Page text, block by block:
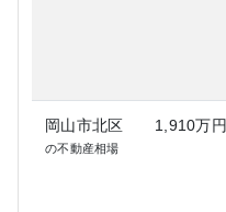
岡山市北区
の不動産相場
1,910万円